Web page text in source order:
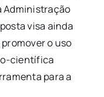
Administração
visa ainda
o uso
científica
para a